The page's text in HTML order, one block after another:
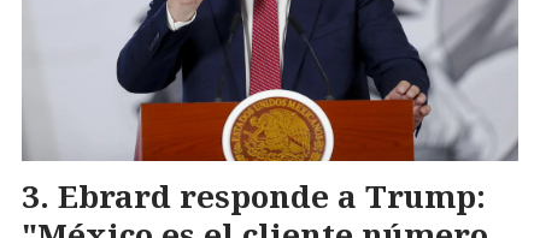
Ebrard responde a Trump: